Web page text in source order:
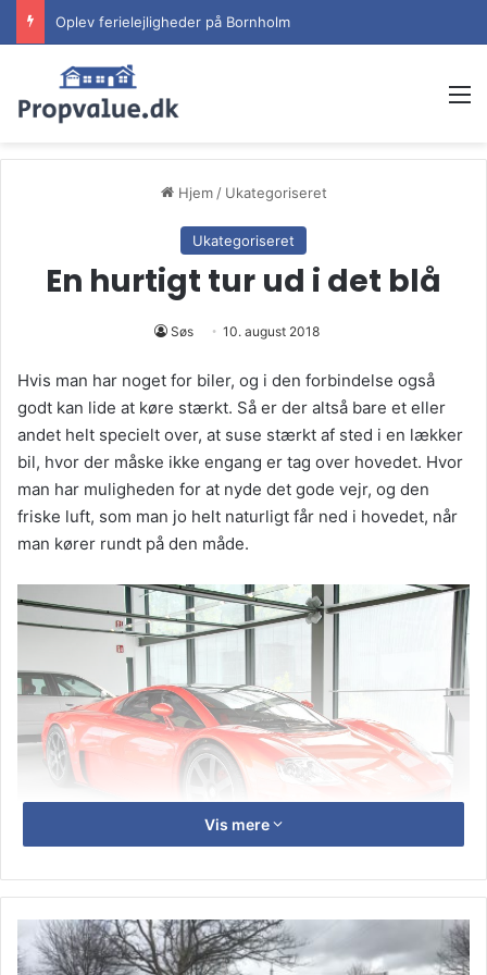
Oplev ferielejligheder på Bornholm
Hjem / Ukategoriseret
Ukategoriseret
En hurtigt tur ud i det blå
Søs 10. august 2018
Hvis man har noget for biler, og i den forbindelse også
godt kan lide at køre stærkt. Så er der altså bare et eller
andet helt specielt over, at suse stærkt af sted i en lækker
bil, hvor der måske ikke engang er tag over hovedet. Hvor
man har muligheden for at nyde det gode vejr, og den
friske luft, som man jo helt naturligt får ned i hovedet, når
man kører rundt på den måde.
Nyd omgivelserne fra bilen
Vis mere
det